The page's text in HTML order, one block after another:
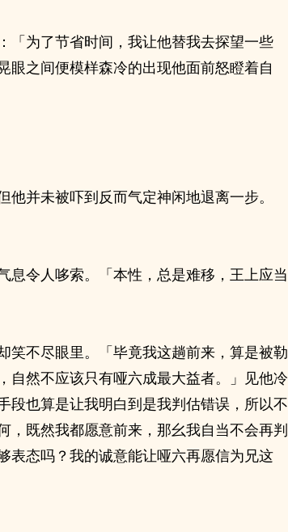
「为了节省时间，我让他替我去探望一些
眼之间便模样森冷的出现他面前怒瞪着自
并未被吓到反而气定神闲地退离一步。
息令人哆索。「本性，总是难移，王上应当
笑不尽眼里。「毕竟我这趟前来，算是被勒
自然不应该只有哑六成最大益者。」见他冷
段也算是让我明白到是我判估错误，所以不
，既然我都愿意前来，那幺我自当不会再判
表态吗？我的诚意能让哑六再愿信为兄这